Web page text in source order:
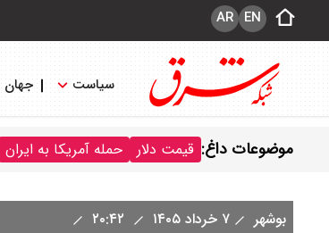
EN
AR
سیاست جهان
موضوعات داغ: قیمت دلار حمله آمریکا به ایران
بوشهر ۷ خرداد ۱۴۰۵